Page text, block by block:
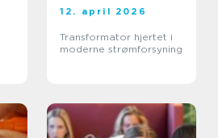
12. april 2026
Transformator hjertet i
moderne strømforsyning